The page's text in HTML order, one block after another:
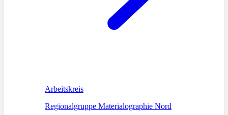
Arbeitskreis
Regionalgruppe Materialographie Nord